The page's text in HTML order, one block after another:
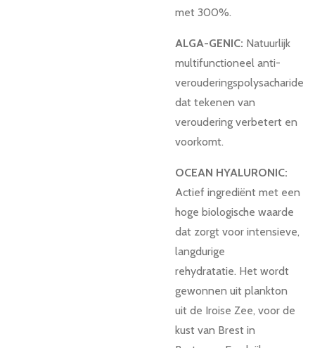
met 300%.
ALGA-GENIC: Natuurlijk
multifunctioneel anti-
verouderingspolysacharide
dat tekenen van
veroudering verbetert en
voorkomt.
OCEAN HYALURONIC:
Actief ingrediënt met een
hoge biologische waarde
dat zorgt voor intensieve,
langdurige
rehydratatie. Het wordt
gewonnen uit plankton
uit de Iroise Zee, voor de
kust van Brest in